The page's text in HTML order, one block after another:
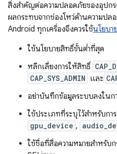
สิ่งสำคัญต่อความปลอดภัยของอุปก
ผลกระทบจากช่องโหว่ด้านความป
Android ทุกเครื่องจึงควรใช้นโยบา
ใช้นโยบายสิทธิ์ขั้นต่ำที่สุด
หลีกเลี่ยงการให้สิทธิ์
CAP_SYS_ADMIN และ
อย่าบันทึกข้อมูลระบบลงในก
ใช้ประเภทที่ระบุไว้สำหรับการ
gpu_device ,
ใช้ชื่อที่สื่อความหมายสำหรับ